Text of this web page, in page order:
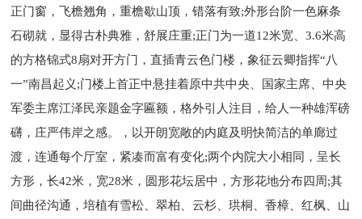
正门窗，飞檐翘角，重檐歇山顶，错落有致;外形台阶一色麻条
石砌就，显得古朴典雅，舒展庄重;正门为一道12米宽、3.6米高
的方格锦式8扇对开方门，直插青云色门楼，象征云卿指挥“八
一”南昌起义;门楼上首正中悬挂着原中共中央、国家主席、中央
军委主席江泽民亲题金字匾额，格外引人注目，给人一种雄浑磅
礴，庄严伟岸之感。，以开朗宽敞的内庭及明快简洁的单廊过
渡，连通每个厅室，紧凑而富有变化;两个内院大小相同，呈长
方形，长42米，宽28米，圆形花坛居中，方形花地分布四周;其
间曲径沟通，培植有雪松、翠柏、云杉、珙桐、香樟、红枫、山